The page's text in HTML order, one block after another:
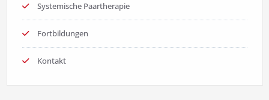
Systemische Paartherapie
Fortbildungen
Kontakt